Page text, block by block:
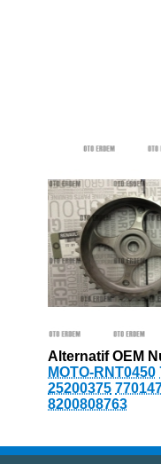
Alternatif OEM
MOTO-RNT0450
25200375
8200808763